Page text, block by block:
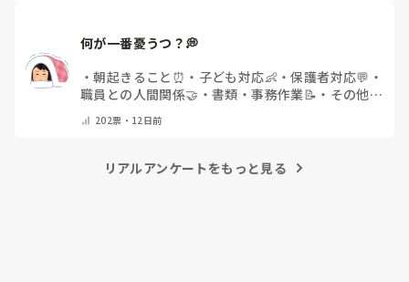
何が一番憂うつ？💭
・朝起きること⏰ ・ 子ども対応👶 ・保護者対応💬 ・
職員との人間関係🤝 ・ 書類・事務作業📝 ・ その他
202票・ 12日前
リアルアンケートをもっと見る